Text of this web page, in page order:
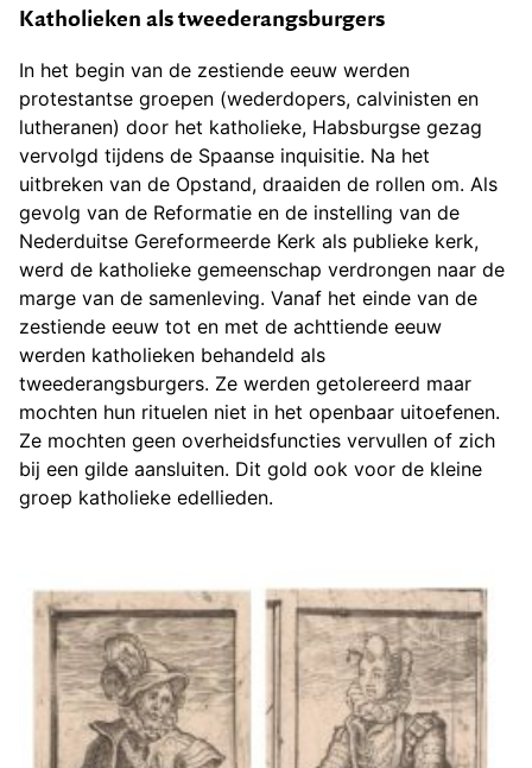
Katholieken als tweederangsburgers
In het begin van de zestiende eeuw werden
protestantse groepen (wederdopers, calvinisten en
lutheranen) door het katholieke, Habsburgse gezag
vervolgd tijdens de Spaanse inquisitie. Na het
uitbreken van de Opstand, draaiden de rollen om. Als
gevolg van de Reformatie en de instelling van de
Nederduitse Gereformeerde Kerk als publieke kerk,
werd de katholieke gemeenschap verdrongen naar de
marge van de samenleving. Vanaf het einde van de
zestiende eeuw tot en met de achttiende eeuw
werden katholieken behandeld als
tweederangsburgers. Ze werden getolereerd maar
mochten hun rituelen niet in het openbaar uitoefenen.
Ze mochten geen overheidsfuncties vervullen of zich
bij een gilde aansluiten. Dit gold ook voor de kleine
groep katholieke edellieden.